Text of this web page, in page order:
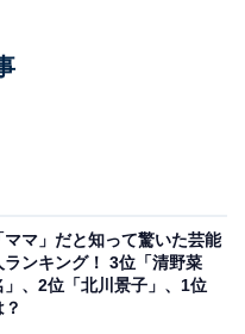
するYUKIさんです。
は、本記事公開の
ロックバンド「JUDY
してデビューしていま
し、国民的な人気を獲
ママ」だと知って驚いた芸能
ランキング！ 3位「清野菜
」、2位「北川景子」、1位
？